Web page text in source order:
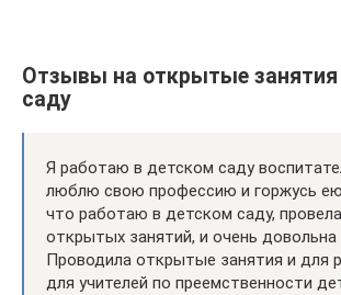
Отзывы на открытые занятия
саду
Я работаю в детском саду
люблю свою профессию и горжусь
что работаю в детском саду,
открытых занятий, и очень довольна
Проводила открытые занятия и для
для учителей по преемственности